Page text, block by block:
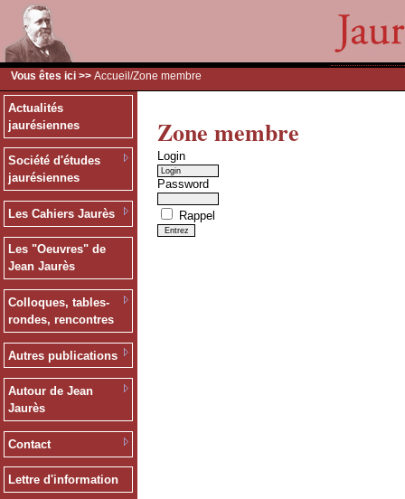
Vous êtes ici >> Accueil /Zone membre
Actualités
jaurésiennes
Société d'études
jaurésiennes
Les Cahiers Jaurès
Les "Oeuvres" de
Jean Jaurès
Colloques, tables-
rondes, rencontres
Autres publications
Autour de Jean
Jaurès
Contact
Lettre d'information
Zone membre
Login
Password
Rappel